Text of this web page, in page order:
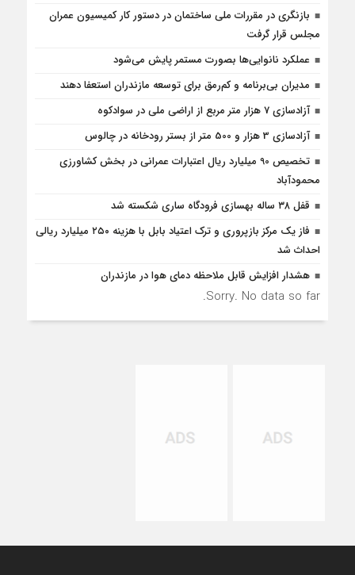
بازنگری در مقررات ملی ساختمان در دستور کار کمیسیون عمران
مجلس قرار گرفت
عملکرد نانوایی‌ها بصورت مستمر پایش می‌شود
مدیران بی‌برنامه و کم‌رمق برای توسعه مازندران استعفا دهند
آزادسازی 7 هزار متر مربع از اراضی ملی در سوادکوه
آزادسازی 3 هزار و 500 متر از بستر رودخانه در چالوس
تخصیص 90 میلیارد ریال اعتبارات عمرانی در بخش کشاورزی
محمودآباد
قفل ۳۸ ساله بهسازی فرودگاه ساری شکسته شد
فاز یک مرکز بازپروری و ترک اعتیاد بابل با هزینه ۲۵۰ میلیارد ریالی
احداث شد
هشدار افزایش قابل ملاحظه دمای هوا در مازندران
Sorry. No data so far.